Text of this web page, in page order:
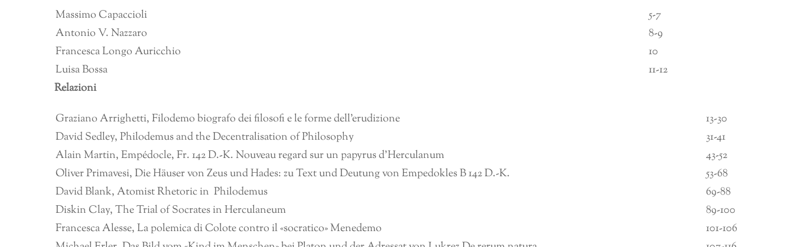
Massimo Capaccioli
5-7
Antonio V. Nazzaro
8-9
Francesca Longo Auricchio
10
Luisa Bossa
11-12
Relazioni
Graziano Arrighetti, Filodemo biografo dei filosofi e le forme dell’erudizione
13-30
David Sedley, Philodemus and the Decentralisation of Philosophy
31-41
Alain Martin, Empédocle, Fr. 142 D.-K. Nouveau regard sur un papyrus d’Herculanum
43-52
Oliver Primavesi, Die Häuser von Zeus und Hades: zu Text und Deutung von Empedokles B 142 D.-K.
53-68
David Blank, Atomist Rhetoric in Philodemus
69-88
Diskin Clay, The Trial of Socrates in Herculaneum
89-100
Francesca Alesse, La polemica di Colote contro il «socratico» Menedemo
101-106